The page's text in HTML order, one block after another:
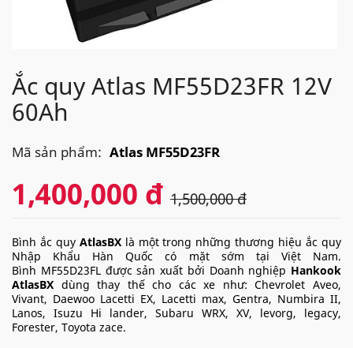
Ắc quy Atlas MF55D23FR 12V
60Ah
Mã sản phẩm: Atlas MF55D23FR
1,400,000 đ 1,500,000 đ
Bình ắc quy AtlasBXlà một trong những thương hiệu ắc quy
Nhập Khẩu Hàn Quốc có mặt sớm tại Việt Nam.
Bình MF55D23FL được sản xuất bởi Doanh nghiệp Hankook
AtlasBX dùng thay thế cho các xe như: Chevrolet Aveo,
Vivant, Daewoo Lacetti EX, Lacetti max, Gentra, Numbira II,
Lanos, Isuzu Hi lander, Subaru WRX, XV, levorg, legacy,
Forester, Toyota zace.